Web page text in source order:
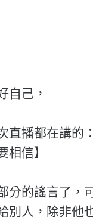
自己，
直播都在講的
信】
分的謠言了，
人，除非他